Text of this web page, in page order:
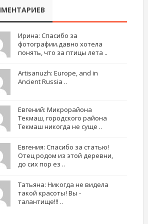
Ирина: Спасибо за
фотографии.давно хотела
понять, что за птицы лета ..
Artisanuzh: Europe, and in
Ancient Russia ..
Евгений: Микрорайона
Текмаш, городского района
Текмаш никогда не суще ..
Евгения: Спасибо за статью!
Отец родом из этой деревни,
до сих пор ез ..
Татьяна: Никогда не видела
такой красоты! Вы -
талантище!!! ..